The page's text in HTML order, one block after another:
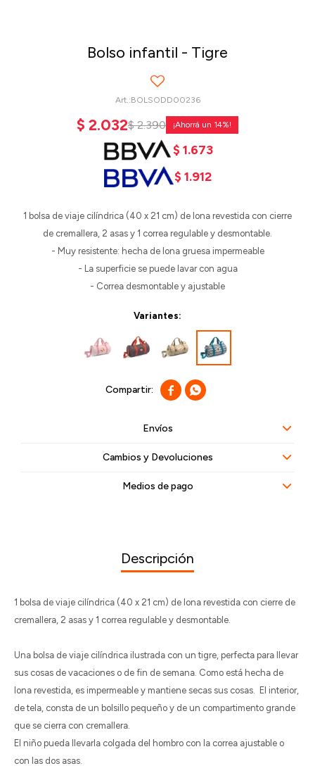
Bolso infantil - Tigre
BOLSODD00236
$ 2.032$ 2.390 14
$ 1.673
$ 1.912
1 bolsa de viaje cilíndrica (40 x 21 cm) de lona revestida con cierre
de cremallera, 2 asas y 1 correa regulable y desmontable.
- Muy resistente: hecha de lona gruesa impermeable
- La superficie se puede lavar con agua
- Correa desmontable y ajustable
Variantes:
 
Envíos
Cambios y Devoluciones
Medios de pago
Descripción
1 bolsa de viaje cilíndrica (40 x 21 cm) de lona revestida con cierre de
cremallera, 2 asas y 1 correa regulable y desmontable.
Una bolsa de viaje cilíndrica ilustrada con un tigre, perfecta para llevar
sus cosas de vacaciones o de fin de semana. Como está hecha de
lona revestida, es impermeable y mantiene secas sus cosas. El interior,
de tela, consta de un bolsillo pequeño y de un compartimento grande
que se cierra con cremallera.
El niño pueda llevarla colgada del hombro con la correa ajustable o
con las dos asas.